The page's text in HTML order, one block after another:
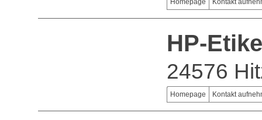
Homepage Kontakt
HP-
24576
Homepage Kontakt